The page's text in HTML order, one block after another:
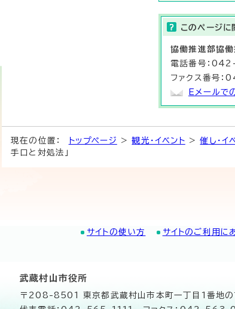
このページに
協働推進部協
電話番号：
ファクス番号
Eメールで
現在の位置： トップページ >観光・イベント >催し・イ
手口と対処法」
サイトの使い方 サイトのご利用に
武蔵村山市役所
〒208-8501 東京都武蔵村山市本町一丁目1番地